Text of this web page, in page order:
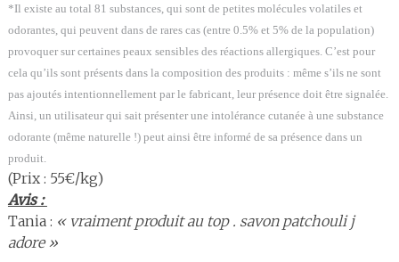
*Il existe au total 81 substances, qui sont de petites molécules volatiles et
odorantes, qui peuvent dans de rares cas (entre 0.5% et 5% de la population)
provoquer sur certaines peaux sensibles des réactions allergiques. C’est pour
cela qu’ils sont présents dans la composition des produits : même s’ils ne sont
pas ajoutés intentionnellement par le fabricant, leur présence doit être signalée.
Ainsi, un utilisateur qui sait présenter une intolérance cutanée à une substance
odorante (même naturelle !) peut ainsi être informé de sa présence dans un
produit.
(Prix : 55€/kg)
Avis :
Tania : « vraiment produit au top . savon patchouli j
adore »